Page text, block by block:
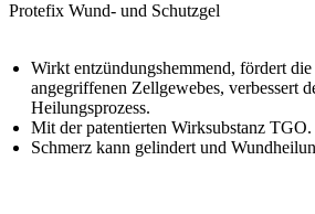
Protefix Wund- und Schutzgel
Wirkt entzündungshemmend, fördert
angegriffenen Zellgewebes, verbessert
Heilungsprozess.
Mit der patentierten Wirksubstanz TGO.
Schmerz kann gelindert und